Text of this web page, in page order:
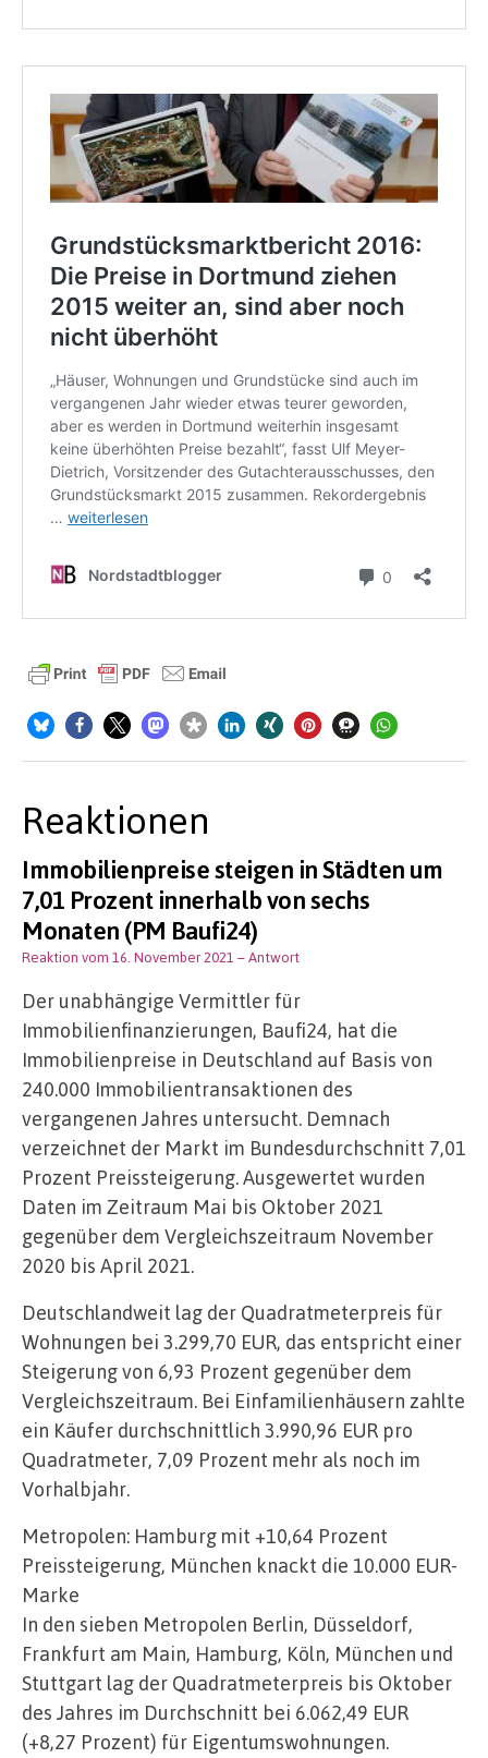
Reaktionen
Immobilienpreise steigen in Städten um
7,01 Prozent innerhalb von sechs
Monaten (PM Baufi24)
Reaktion vom 16. November 2021 – Antwort
Der unabhängige Vermittler für
Immobilienfinanzierungen, Baufi24, hat die
Immobilienpreise in Deutschland auf Basis von
240.000 Immobilientransaktionen des
vergangenen Jahres untersucht. Demnach
verzeichnet der Markt im Bundesdurchschnitt 7,01
Prozent Preissteigerung. Ausgewertet wurden
Daten im Zeitraum Mai bis Oktober 2021
gegenüber dem Vergleichszeitraum November
2020 bis April 2021.
Deutschlandweit lag der Quadratmeterpreis für
Wohnungen bei 3.299,70 EUR, das entspricht einer
Steigerung von 6,93 Prozent gegenüber dem
Vergleichszeitraum. Bei Einfamilienhäusern zahlte
ein Käufer durchschnittlich 3.990,96 EUR pro
Quadratmeter, 7,09 Prozent mehr als noch im
Vorhalbjahr.
Metropolen: Hamburg mit +10,64 Prozent
Preissteigerung, München knackt die 10.000 EUR-
Marke
In den sieben Metropolen Berlin, Düsseldorf,
Frankfurt am Main, Hamburg, Köln, München und
Stuttgart lag der Quadratmeterpreis bis Oktober
des Jahres im Durchschnitt bei 6.062,49 EUR
(+8,27 Prozent) für Eigentumswohnungen.